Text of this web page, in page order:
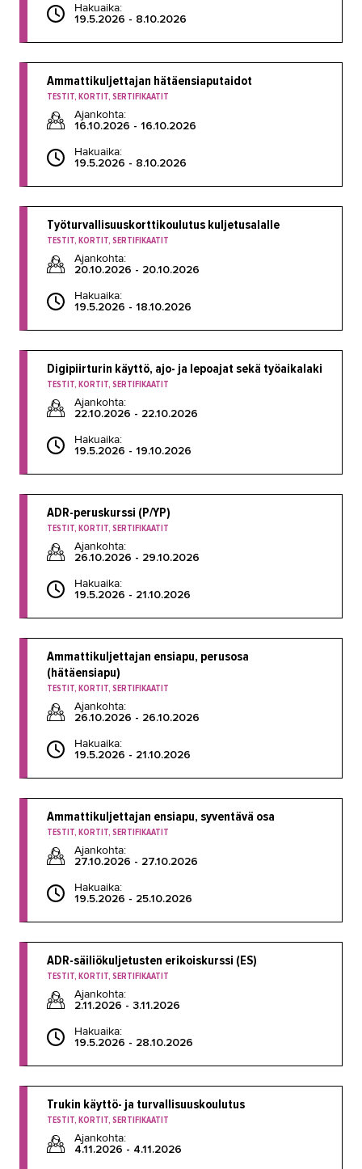
Hakuaika:
19.5.2026 - 8.10.2026
Ammattikuljettajan hätäensiaputaidot
TESTIT, KORTIT, SERTIFIKAATIT
Ajankohta:
16.10.2026 - 16.10.2026
Hakuaika:
19.5.2026 - 8.10.2026
Työturvallisuuskorttikoulutus kuljetusalalle
TESTIT, KORTIT, SERTIFIKAATIT
Ajankohta:
20.10.2026 - 20.10.2026
Hakuaika:
19.5.2026 - 18.10.2026
Digipiirturin käyttö, ajo- ja lepoajat sekä työaikalaki
TESTIT, KORTIT, SERTIFIKAATIT
Ajankohta:
22.10.2026 - 22.10.2026
Hakuaika:
19.5.2026 - 19.10.2026
ADR-peruskurssi (P/YP)
TESTIT, KORTIT, SERTIFIKAATIT
Ajankohta:
26.10.2026 - 29.10.2026
Hakuaika:
19.5.2026 - 21.10.2026
Ammattikuljettajan ensiapu, perusosa
(hätäensiapu)
TESTIT, KORTIT, SERTIFIKAATIT
Ajankohta:
26.10.2026 - 26.10.2026
Hakuaika:
19.5.2026 - 21.10.2026
Ammattikuljettajan ensiapu, syventävä osa
TESTIT, KORTIT, SERTIFIKAATIT
Ajankohta:
27.10.2026 - 27.10.2026
Hakuaika:
19.5.2026 - 25.10.2026
ADR-säiliökuljetusten erikoiskurssi (ES)
TESTIT, KORTIT, SERTIFIKAATIT
Ajankohta:
2.11.2026 - 3.11.2026
Hakuaika:
19.5.2026 - 28.10.2026
Trukin käyttö- ja turvallisuuskoulutus
TESTIT, KORTIT, SERTIFIKAATIT
Ajankohta:
4.11.2026 - 4.11.2026